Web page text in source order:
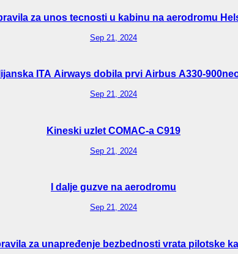
za unos tecnosti u kabinu na aerodromu
Sep 21, 2024
ITA Airways dobila prvi Airbus A330-
Sep 21, 2024
Kineski uzlet COMAC-a C919
Sep 21, 2024
I dalje guzve na aerodromu
Sep 21, 2024
za unapređenje bezbednosti vrata pilotske